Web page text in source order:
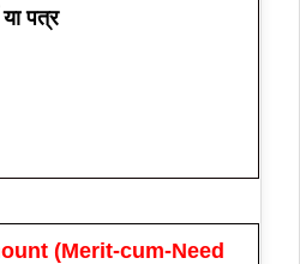
या पत्र
(Merit‑cum‑Need